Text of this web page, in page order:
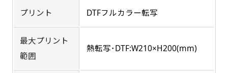
プリント DTFフルカラー転写
最大プリント
範囲
熱転写･DTF:W210×H200(mm)
す。かわいいい＆おしゃれなのぼりです。台はセ
ットでついてます。
す。かわいいい＆おしゃれなのぼりです。台はセ
ットでついてます。
す。
お急ぎ［ +330円 ］
お急ぎは翌営業日発送（基本12時締め切り)枚数